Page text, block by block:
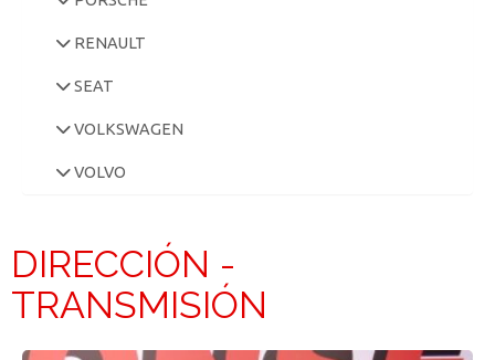
RENAULT
SEAT
VOLKSWAGEN
VOLVO
DIRECCIÓN -
TRANSMISIÓN